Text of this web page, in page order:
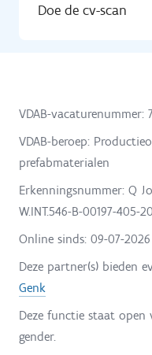
Doe de cv-scan
VDAB-vacaturenummer:
VDAB-beroep:
prefabmaterialen
Erkenningsnummer: Q
W.INT.546-B-00197-405-
Online sinds: 09-07-2026
Deze partner(s) bieden
Genk
Deze functie staat open
gender.